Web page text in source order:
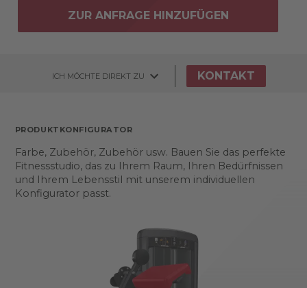
ZUR ANFRAGE HINZUFÜGEN
ICH MÖCHTE DIREKT ZU KONTAKT
PRODUKTKONFIGURATOR
Farbe, Zubehör, Zubehör usw. Bauen Sie das perfekte
Fitnessstudio, das zu Ihrem Raum, Ihren Bedürfnissen
und Ihrem Lebensstil mit unserem individuellen
Konfigurator passt.